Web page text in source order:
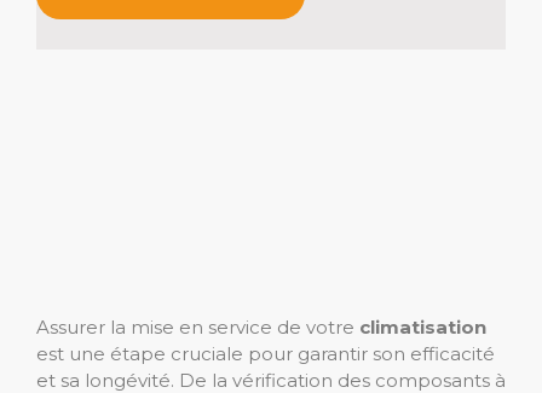
Assurer la mise en service de votre climatisation
est une étape cruciale pour garantir son efficacité
et sa longévité. De la vérification des composants à